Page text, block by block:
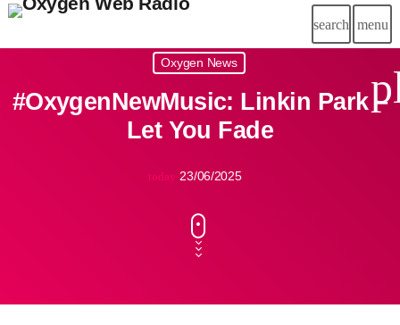
search menu
Oxygen News
#OxygenNewMusic: Linkin Park –
Let You Fade
today 23/06/2025